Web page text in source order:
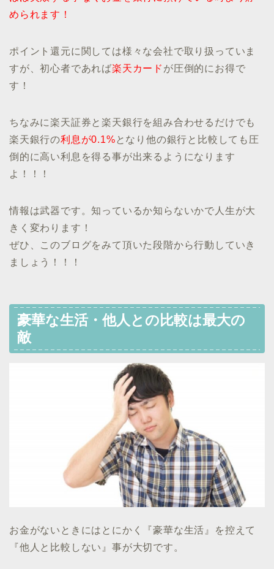
められます！
ポイント還元に関しては様々な会社で取り扱っていま
すが、初心者であれば楽天カード が圧倒的にお得で
す！
ちなみに楽天証券と楽天銀行を組み合わせるだけでも
楽天銀行の利息が0.1% となり他の銀行と比較しても圧
倒的に高い利息を得る事が出来るようになります
よ！！！
情報は武器です。知っているか知らないかで人生が大
きく変わります！
ぜひ、このブログをみて頂いた段階から行動していき
ましょう！！！
豪華な生活・他人との比較は最大の
敵
お金がないときにはとにかく『豪華な生活』を控えて
『他人と比較しない』事が大切です。